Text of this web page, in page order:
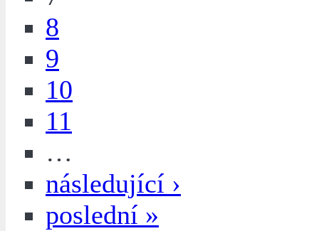
8
9
10
11
…
následující ›
poslední »